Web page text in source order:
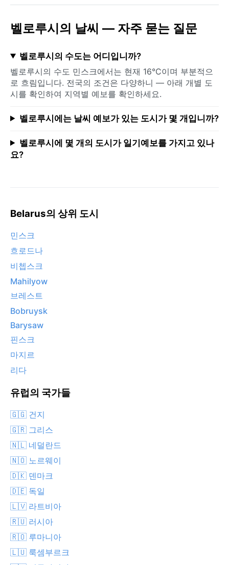
벨로루시의 날씨 — 자주 묻는 질문
벨로루시의 수도는 어디입니까?
벨로루시의 수도 민스크에서는 현재 16°C이며 부분적으
로 흐림입니다. 전국의 조건은 다양하니 — 아래 개별 도
시를 확인하여 지역별 예보를 확인하세요.
벨로루시에는 날씨 예보가 있는 도시가 몇 개입니까?
벨로루시에 몇 개의 도시가 일기예보를 가지고 있나
요?
Belarus의 상위 도시
민스크
흐로드나
비쳅스크
Mahilyow
브레스트
Bobruysk
Barysaw
핀스크
마지르
리다
유럽의 국가들
🇬🇬 건지
🇬🇷 그리스
🇳🇱 네덜란드
🇳🇴 노르웨이
🇩🇰 덴마크
🇩🇪 독일
🇱🇻 라트비아
🇷🇺 러시아
🇷🇴 루마니아
🇱🇺 룩셈부르크